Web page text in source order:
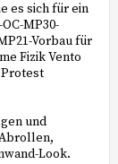
es sich für ein
MP30-
Vorbau für
Fizik Vento
Protest
und
Look.